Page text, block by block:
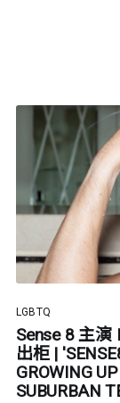
LGBTQ
Sense 8 主演
出柜 |
GROWING
SUBURBAN